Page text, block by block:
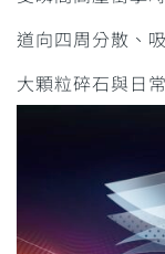
道向四周分散、
大顆粒碎石與日